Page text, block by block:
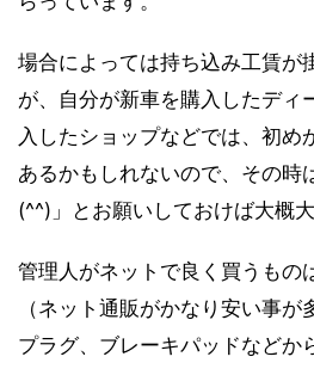
場合によっては持ち込み工賃が
が、自分が新車を購入したディ
入したショップなどでは、初め
あるかもしれないので、その時
(^^)」とお願いしておけば大概
管理人がネットで良く買うもの
（ネット通販がかなり安い事が
プラグ、ブレーキパッドなどか